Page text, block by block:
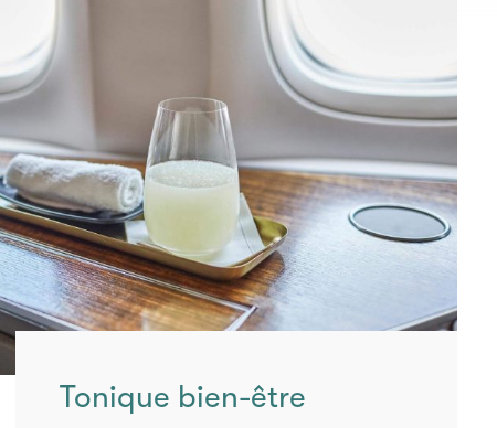
Tonique bien-être